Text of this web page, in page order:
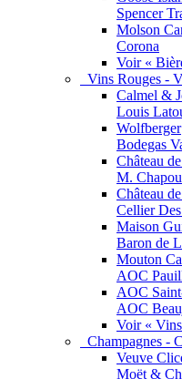
Spencer
Molson
Corona
Voir «
Vins Rouges -
Calmel &
Louis
Wolfberger
Bodegas
Château
M.
Château
Cellier
Maison
Baron de
Mouton
AOC
AOC
AOC
Voir «
Champagnes -
Veuve
Moët &